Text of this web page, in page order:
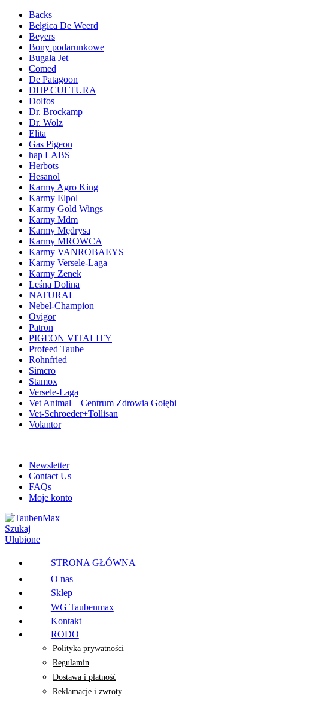
Backs
Belgica De Weerd
Beyers
Bony podarunkowe
Bugała Jet
Comed
De Patagoon
DHP CULTURA
Dolfos
Dr. Brockamp
Dr. Wolz
Elita
Gas Pigeon
hap LABS
Herbots
Hesanol
Karmy Agro King
Karmy Elpol
Karmy Gold Wings
Karmy Mdm
Karmy Mędrysa
Karmy MROWCA
Karmy VANROBAEYS
Karmy Versele-Laga
Karmy Zenek
Leśna Dolina
NATURAL
Nebel-Champion
Ovigor
Patron
PIGEON VITALITY
Profeed Taube
Rohnfried
Simcro
Stamox
Versele-Laga
Vet Animal – Centrum Zdrowia Gołębi
Vet-Schroeder+Tollisan
Volantor
Newsletter
Contact Us
FAQs
Moje konto
Szukaj
Ulubione
STRONA GŁÓWNA
O nas
Sklep
WG Taubenmax
Kontakt
RODO
Polityka prywatności
Regulamin
Dostawa i płatność
Reklamacje i zwroty